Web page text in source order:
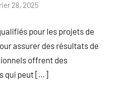
28, 2025
pour les projets de
assurer des résultats de
offrent des
qui peut […]